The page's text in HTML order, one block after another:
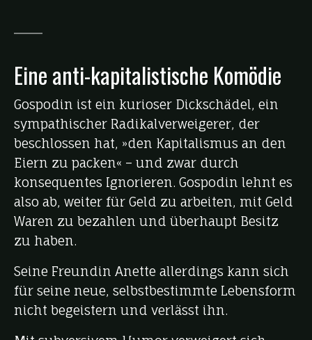
Eine anti-kapitalistische Komödie
Gospodin ist ein kurioser Dickschädel, ein
sympathischer Radikalverweigerer, der
beschlossen hat, »den Kapitalismus an den
Eiern zu packen« – und zwar durch
konsequentes Ignorieren. Gospodin lehnt es
also ab, weiter für Geld zu arbeiten, mit Geld
Waren zu bezahlen und überhaupt Besitz
zu haben.
Seine Freundin Anette allerdings kann sich
für seine neue, selbstbestimmte Lebensform
nicht begeistern und verlässt ihn.